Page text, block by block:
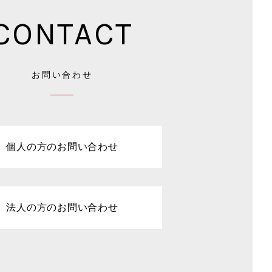
お問い合わせ
個人の方のお問い合わせ
法人の方のお問い合わせ